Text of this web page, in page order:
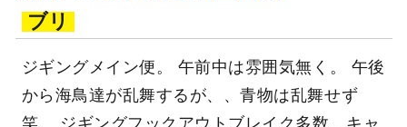
ブリ
ジギングメイン便。 午前中は雰囲気無く。 午後
から海鳥達が乱舞するが、、青物は乱舞せず